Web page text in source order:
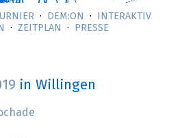
DEM:ON
INTERAKTIV
ZEITPLAN PRESSE
in Willingen